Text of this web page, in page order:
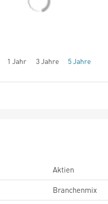
1 Jahr 3 Jahre 5 Jahre
Aktien
Branchenmix